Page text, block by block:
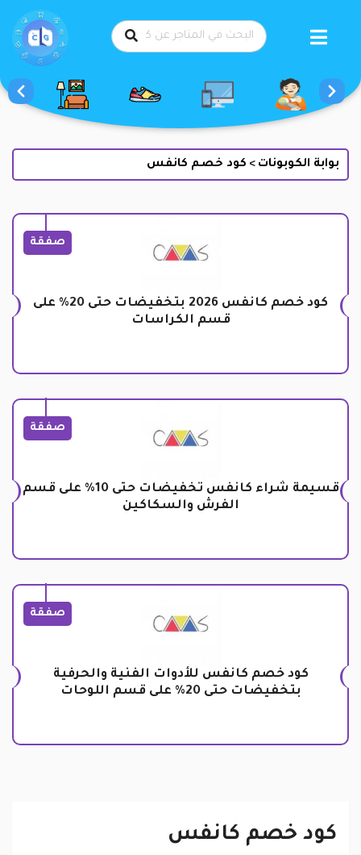
بوابة الكوبونات > كود خصم كانفس
صفقة
كود خصم كانفس 2026 بتخفيضات حتى 20% على
قسم الكراسات
صفقة
قسيمة شراء كانفس تخفيضات حتى 10% على قسم
الفرش والسكاكين
صفقة
كود خصم كانفس للأدوات الفنية والحرفية
بتخفيضات حتى 20% على قسم اللوحات
كود خصم كانفس